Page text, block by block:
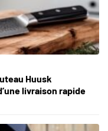
Huusk
livraison rapide